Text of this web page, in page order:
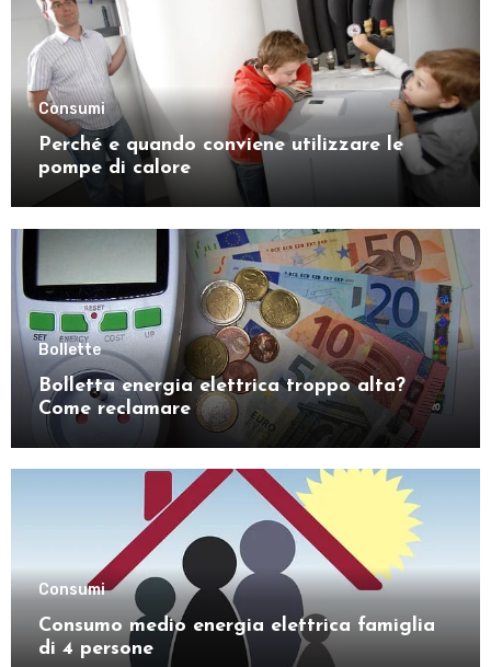
Consumi
Perché e quando conviene utilizzare le
pompe di calore
Bollette
Bolletta energia elettrica troppo alta?
Come reclamare
Consumi
Consumo medio energia elettrica famiglia
di 4 persone